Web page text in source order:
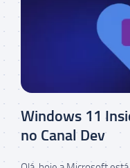
Windows 11
no Canal Dev